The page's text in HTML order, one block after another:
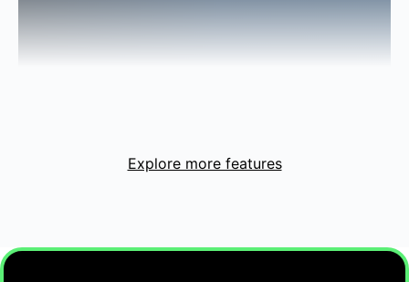
Mantén tus libros de contabilidad
Explore more features